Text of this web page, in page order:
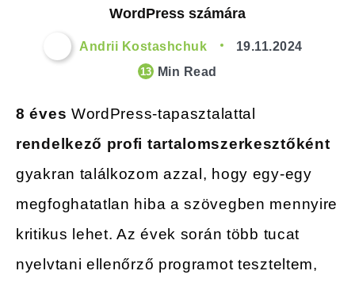
WordPress számára
Andrii Kostashchuk 19.11.2024
13 Min Read
8 éves WordPress-tapasztalattal
rendelkező profi tartalomszerkesztőként
gyakran találkozom azzal, hogy egy-egy
megfoghatatlan hiba a szövegben mennyire
kritikus lehet. Az évek során több tucat
nyelvtani ellenőrző programot teszteltem,